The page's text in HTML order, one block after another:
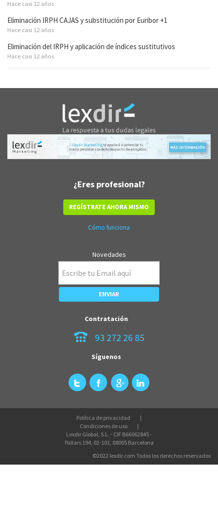
Hace casi 12 años
Eliminación IRPH CAJAS y substitución por Euribor +1
Hace casi 12 años
Eliminación del IRPH y aplicación de índices sustitutivos
Hace casi 12 años
¿Eres profesional?
REGÍSTRATE AHORA MISMO
Cómo funciona
Novedades
Contratación
93 272 26 85
Síguenos
Política de privacidad
Condiciones de uso
Lexdir Global, S.L. - CIF B66062845 -
Pallars 194, 02-101, 08005 Barcelona
©2022 lexdir.com Todos los derechos reservados